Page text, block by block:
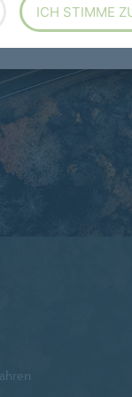
ICH STIMME